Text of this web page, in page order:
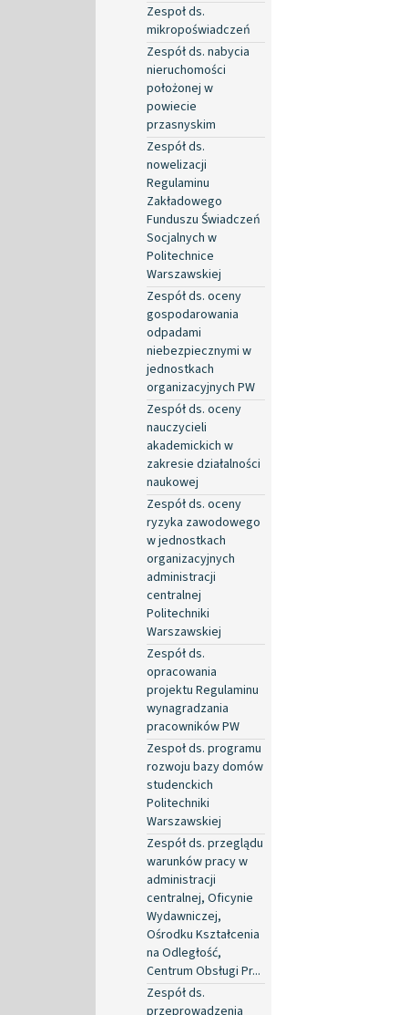
Zespoł ds.
mikropoświadczeń
Zespół ds. nabycia
nieruchomości
położonej w
powiecie
przasnyskim
Zespół ds.
nowelizacji
Regulaminu
Zakładowego
Funduszu Świadczeń
Socjalnych w
Politechnice
Warszawskiej
Zespół ds. oceny
gospodarowania
odpadami
niebezpiecznymi w
jednostkach
organizacyjnych PW
Zespół ds. oceny
nauczycieli
akademickich w
zakresie działalności
naukowej
Zespół ds. oceny
ryzyka zawodowego
w jednostkach
organizacyjnych
administracji
centralnej
Politechniki
Warszawskiej
Zespół ds.
opracowania
projektu Regulaminu
wynagradzania
pracowników PW
Zespoł ds. programu
rozwoju bazy domów
studenckich
Politechniki
Warszawskiej
Zespół ds. przeglądu
warunków pracy w
administracji
centralnej, Oficynie
Wydawniczej,
Ośrodku Kształcenia
na Odległość,
Centrum Obsługi Pr...
Zespół ds.
przeprowadzenia